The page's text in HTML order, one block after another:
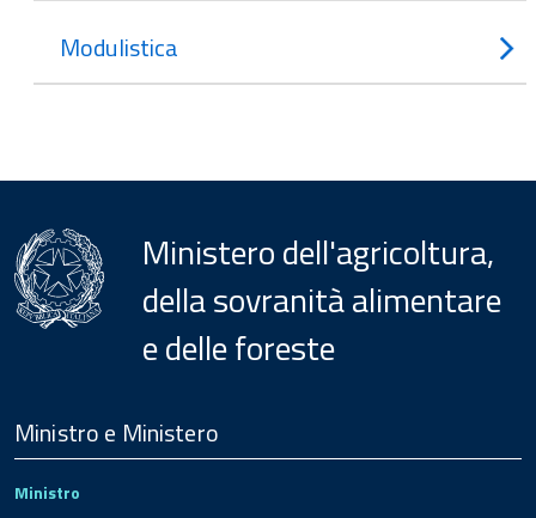
Modulistica
Ministero dell'agricoltura,
della sovranità alimentare
e delle foreste
Footer
Ministro e Ministero
Ministro